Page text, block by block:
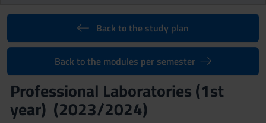
Back to the study plan
Back to the modules per semester
Professional Laboratories (1st
year) (2023/2024)